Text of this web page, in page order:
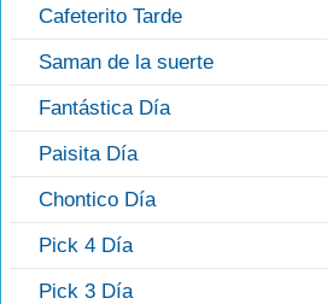
Cafeterito Tarde
Saman de la suerte
Fantástica Día
Paisita Día
Chontico Día
Pick 4 Día
Pick 3 Día